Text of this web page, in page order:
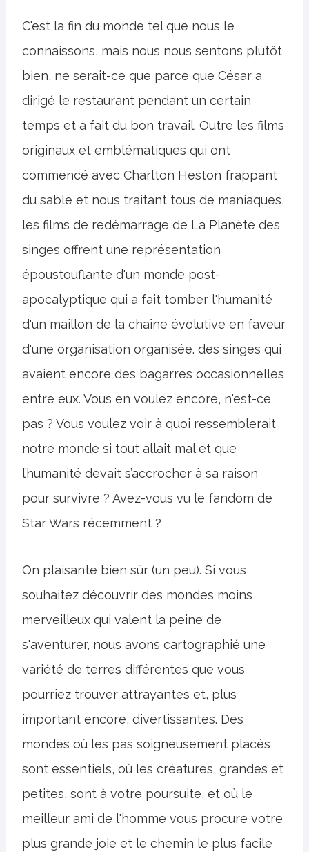
C'est la fin du monde tel que nous le
connaissons, mais nous nous sentons plutôt
bien, ne serait-ce que parce que César a
dirigé le restaurant pendant un certain
temps et a fait du bon travail. Outre les films
originaux et emblématiques qui ont
commencé avec Charlton Heston frappant
du sable et nous traitant tous de maniaques,
les films de redémarrage de La Planète des
singes offrent une représentation
époustouflante d'un monde post-
apocalyptique qui a fait tomber l'humanité
d'un maillon de la chaîne évolutive en faveur
d'une organisation organisée. des singes qui
avaient encore des bagarres occasionnelles
entre eux. Vous en voulez encore, n'est-ce
pas ? Vous voulez voir à quoi ressemblerait
notre monde si tout allait mal et que
l’humanité devait s’accrocher à sa raison
pour survivre ? Avez-vous vu le fandom de
Star Wars récemment ?
On plaisante bien sûr (un peu). Si vous
souhaitez découvrir des mondes moins
merveilleux qui valent la peine de
s'aventurer, nous avons cartographié une
variété de terres différentes que vous
pourriez trouver attrayantes et, plus
important encore, divertissantes. Des
mondes où les pas soigneusement placés
sont essentiels, où les créatures, grandes et
petites, sont à votre poursuite, et où le
meilleur ami de l'homme vous procure votre
plus grande joie et le chemin le plus facile